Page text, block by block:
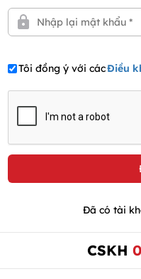
Tôi đồng ý với cácĐiều
Đã có tài
CSKH